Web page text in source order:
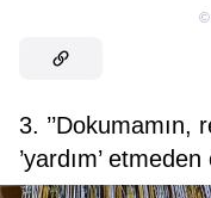
©
3.
’yardım’